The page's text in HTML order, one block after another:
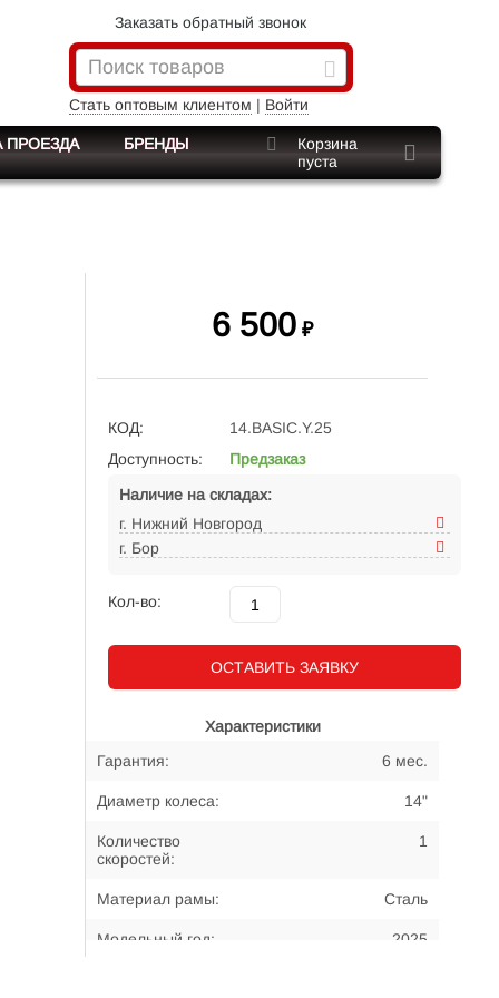
Заказать обратный звонок
Стать оптовым клиентом | Войти
ПРОЕЗДА БРЕНДЫ
Корзина
пуста
6 500 ₽
КОД:
14.BASIC.Y.25
Доступность:
Предзаказ
Наличие на складах:
г. Нижний Новгород
г. Бор
Кол-во:
ОСТАВИТЬ ЗАЯВКУ
Характеристики
Гарантия:
6 мес.
Диаметр колеса: 14"
Количество
скоростей:
1
Материал рамы: Сталь
Модельный год: 2025